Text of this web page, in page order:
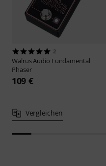
2
Walrus Audio Fundamental
Phaser
109 €
Vergleichen